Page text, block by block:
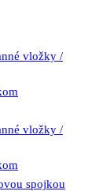
vložky /
vložky /
spojkou